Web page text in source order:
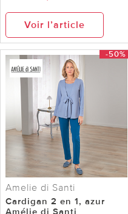
Voir l’article
-50%
Amelie di Santi
Cardigan 2 en 1, azur
Amélie di Santi